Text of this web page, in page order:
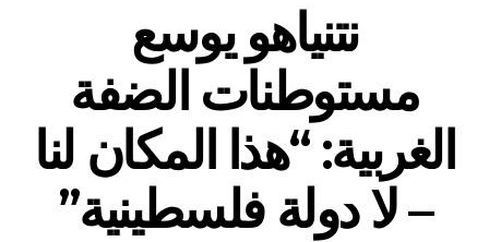
نتنياهو يوسع
مستوطنات الضفة
الغربية: “هذا المكان لنا
– لا دولة فلسطينية”